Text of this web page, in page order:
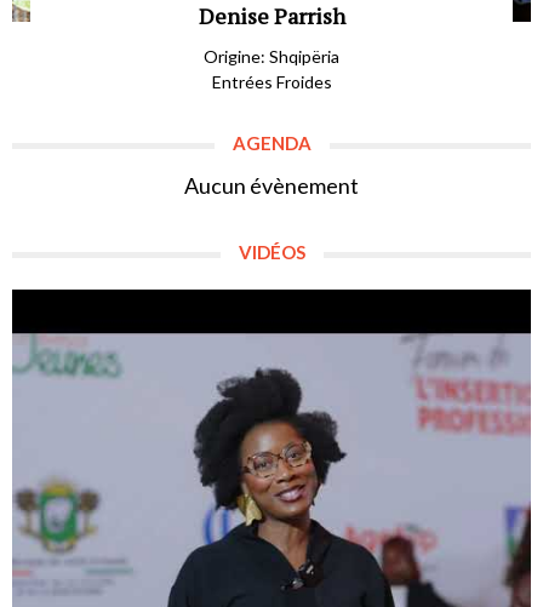
Denise Parrish
Origine: Shqipëria
Entrées Froides
AGENDA
Aucun évènement
VIDÉOS